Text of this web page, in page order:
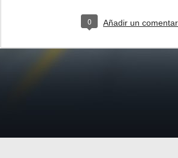
0 Añadir un